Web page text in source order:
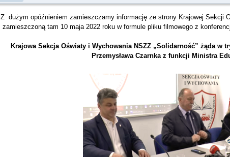
Z dużym opóźnieniem zamieszczamy informację ze strony Krajowej Sekcji
zamieszczoną tam 10 maja 2022 roku w formule pliku filmowego z
Krajowa Sekcja Oświaty i Wychowania NSZZ „Solidarność” żąda w
Przemysława Czarnka z funkcji Ministra